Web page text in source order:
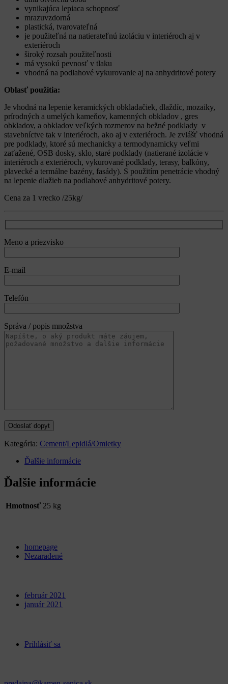
vynikajúca lepiaca schopnosť
mrazuvzdorná
plastická, tvarovateľná
je použiteľná na natierateľnú izoláciu v interiéroch aj v
exteriéroch
široký rozsah použiteľnosti
má vysokú pevnosť v tlaku
vhodná na podlahové vykurovanie aj na anhydritové potery
Oblasť použitia:
Je vhodná na lepenie keramických obkladačiek, dlaždíc, mozaiky,
prírodných a umelých kameňov, kamenných obkladov , gres
obkladov, a obkladov veľkých rozmerov na bežné podklady v
stavebníctve tak v interiéroch, ako aj v exteriéroch. Je zvlášť vhodná
pre podklady, ktoré sú mechanicky a termodynamicky veľmi
zaťažené, OSB dosky, sklo, staré podklady (natierané izolácie v
interiéroch a exteriéroch, vykurované podklady, terasy, balkóny,
plavecké a termálne bazény, fasády). S použitím penetrácie vhodný
na lepenie dlažieb na podlahové anhydritové potery.
Cena za 1 vrecko /25kg/
Meno a priezvisko
E-mail
Telefón
Správa / popis množstva
Kategória: Cement/Lepidlá/Omietky
Ďalšie informácie
Ďalšie informácie
Hmotnosť 25 kg
homepage
Nezaradené
február 2021
január 2021
Prihlásiť sa